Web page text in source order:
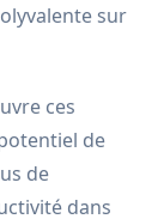
sur
ces
de
de
dans